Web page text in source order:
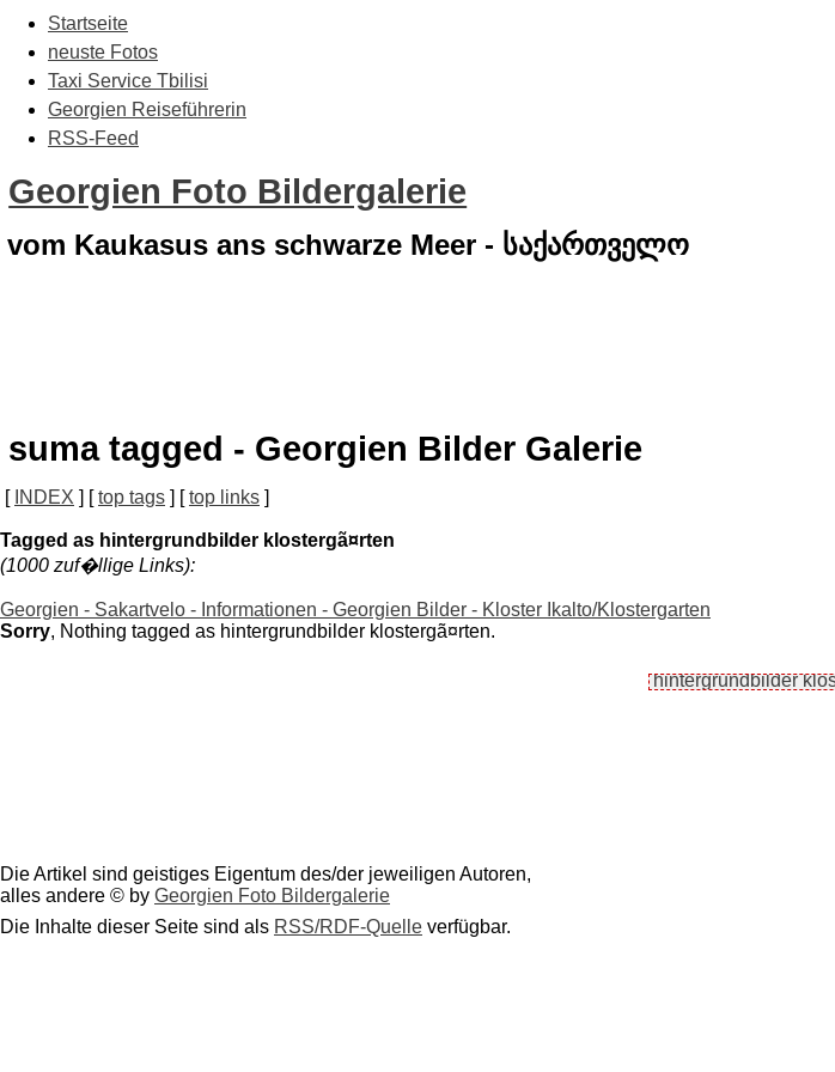
Startseite
neuste Fotos
Taxi Service Tbilisi
Georgien Reiseführerin
RSS-Feed
Georgien Foto Bildergalerie
vom Kaukasus ans schwarze Meer - საქართველო
suma tagged - Georgien Bilder Galerie
[ INDEX ] [top tags ] [top links ]
Tagged as hintergrundbilder klostergã¤rten
(1000 zuf�llige Links):
Georgien - Sakartvelo - Informationen - Georgien Bilder - Kloster Ikalto/Klostergarten
Sorry, Nothing tagged as hintergrundbilder klostergã¤rten.
Die Artikel sind geistiges Eigentum des/der jeweiligen Autoren,
alles andere © by Georgien Foto Bildergalerie
Die Inhalte dieser Seite sind als RSS/RDF-Quelle verfügbar.